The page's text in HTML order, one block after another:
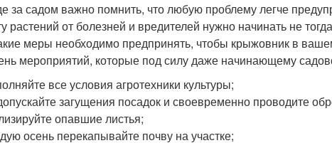
за садом важно помнить, что любую проблему легче
растений от болезней и вредителей нужно начинать не
меры необходимо предпринять, чтобы крыжовник в
мероприятий, которые под силу даже начинающему
все условия агротехники культуры;
загущения посадок и своевременно проводите
опавшие листья;
осень перекапывайте почву на участке;